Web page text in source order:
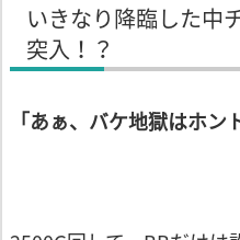
いきなり降臨した中
突入！？
「あぁ、バケ地獄はホン